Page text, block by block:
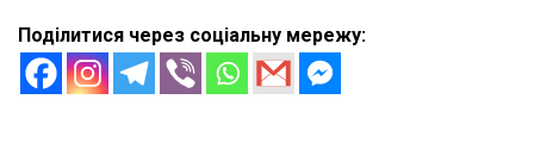
Поділитися через соціальну мережу: